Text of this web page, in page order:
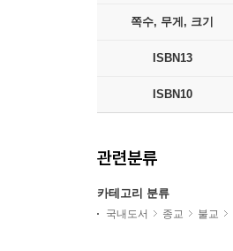
쪽수, 무게, 크기
ISBN13
ISBN10
관련분류
카테고리 분류
국내도서 종교 불교